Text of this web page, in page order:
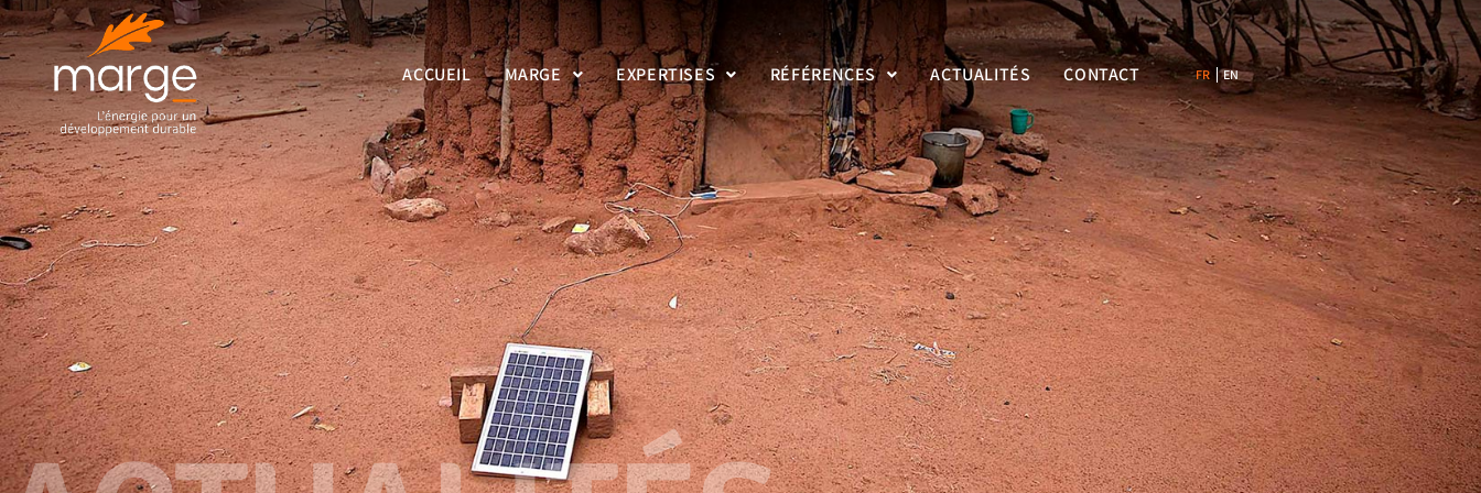
ACCUEIL MARGE EXPERTISES RÉFÉRENCES ACTUALITÉS CONTACT FR EN